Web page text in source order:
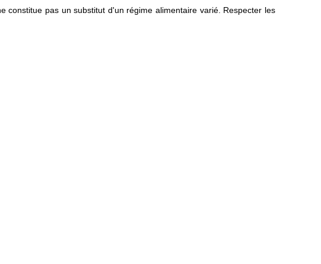
constitue pas un substitut d'un régime alimentaire varié. Respecter les